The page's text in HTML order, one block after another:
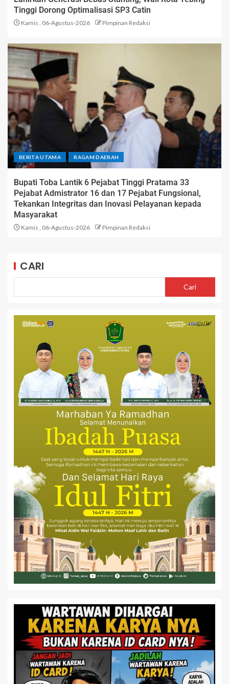
Tinggi Dorong Optimalisasi SP3 Catin
Kamis , 06-Agustus-2026 Pimpinan Redaksi
BERITA UTAMA RAGAM DAERAH
Bupati Toba Lantik 6 Pejabat Tinggi Pratama 33
Pejabat Admistrator 16 dan 17 Pejabat Fungsional,
Tekankan Integritas dan Inovasi Pelayanan kepada
Masyarakat
Kamis , 06-Agustus-2026 Pimpinan Redaksi
CARI
Cari